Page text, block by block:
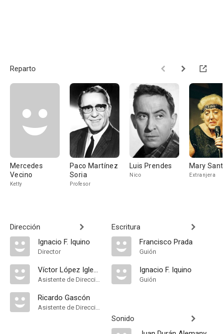
Reparto
Mercedes
Vecino
Ketty
Paco Martínez
Soria
Profesor
Luis Prendes
Nico
Mary
Extranjera
Dirección
Ignacio F. Iquino
Director
Víctor López Iglesias
Asistente de Dirección
Ricardo Gascón
Asistente de Dirección
Escritura
Francisco Prada
Guión
Ignacio F. Iquino
Guión
Sonido